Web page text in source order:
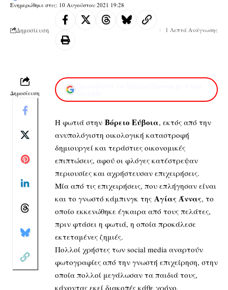
Ενημερώθηκε στις: 10 Αυγούστου 2021 19:28
Δημοσίευση 1 Λεπτά Ανάγνωσης
Δημοσίευση
Η φωτιά στην Βόρειο Εύβοια, εκτός από την
ανυπολόγιστη οικολογική καταστροφή
δημιουργεί και τεράστιες οικονομικές
επιπτώσεις, αφού οι φλόγες κατέστρεψαν
περιουσίες και αχρήστευσαν επιχειρήσεις.
Μία από τις επιχειρήσεις, που επλήγησαν είναι
και το γνωστό κάμπινγκ της Αγίας Άννας, το
οποίο εκκενώθηκε έγκαιρα από τους πελάτες,
πριν φτάσει η φωτιά, η οποία προκάλεσε
εκτεταμένες ζημιές.
Πολλοί χρήστες των social media αναρτούν
φωτογραφίες από την γνωστή επιχείρηση, στην
οποία πολλοί μεγάλωσαν τα παιδιά τους,
κάνοντας εκεί διακοπές κάθε χρόνο.